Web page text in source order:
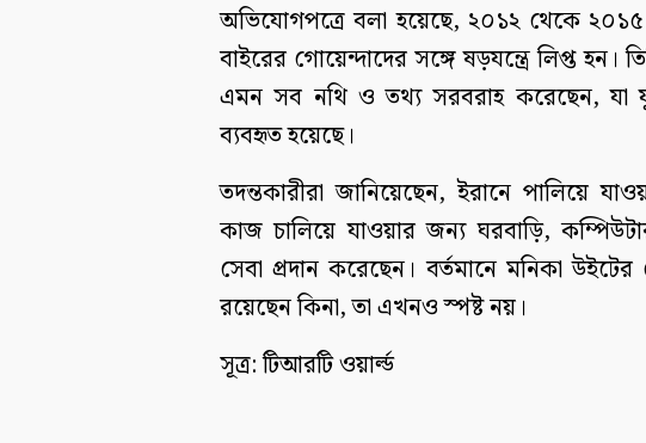
অভিযোগপত্রে বলা হয়েছে, ২০১২ থেকে
বাইরের গোয়েন্দাদের সঙ্গে ষড়যন্ত্রে লিপ্ত হন।
এমন সব নথি ও তথ্য সরবরাহ করেছেন, যা
ব্যবহৃত হয়েছে।
তদন্তকারীরা জানিয়েছেন, ইরানে পালিয়ে
কাজ চালিয়ে যাওয়ার জন্য ঘরবাড়ি,
সেবা প্রদান করেছেন। বর্তমানে মনিকা
রয়েছেন কিনা, তা এখনও স্পষ্ট নয়।
সূত্র: টিআরটি ওয়ার্ল্ড